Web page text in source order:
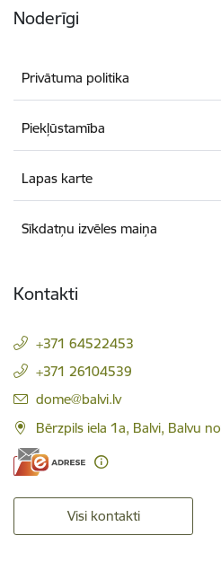
Noderīgi
Privātuma politika
Piekļūstamība
Lapas karte
Sīkdatņu izvēles maiņa
Kontakti
+371 64522453
+371 26104539
E-pasts:
dome@balvi.lv
Bērzpils iela 1a, Balvi, Balvu
Visi kontakti